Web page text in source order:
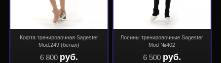
Кофта тренировочная Sagester
Mod.249 (белая)
6 800 руб.
Лосины тренировочные Sagester
Mod №402
6 500 руб.